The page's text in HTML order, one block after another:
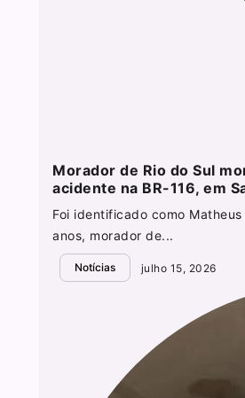
Morador de Rio do Sul
acidente na BR-116, em
Foi identificado como
anos, morador de...
Notícias julho 15, 2026